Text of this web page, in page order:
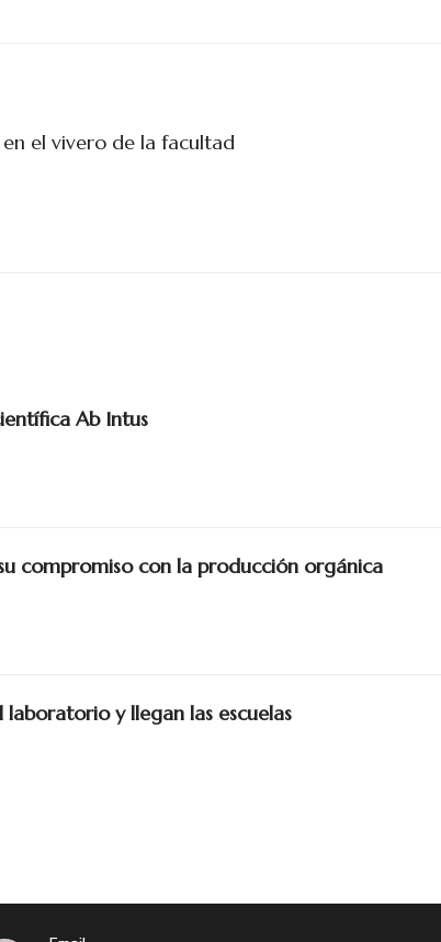
el vivero de la facultad
Ab Intus
compromiso con la producción orgánica
y llegan las escuelas